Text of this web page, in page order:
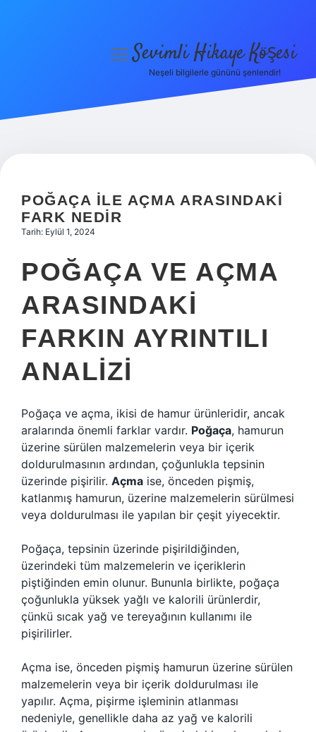
Hakkımızda
menüyüSevimli Hikaye Köşesi
Neşeli bilgilerle gününü şenlendir!
POĞAÇA ILE AÇMA ARASINDAKI
FARK NEDIR
Tarih: Eylül 1, 2024
POĞAÇA VE AÇMA
ARASINDAKI
FARKIN AYRINTILI
ANALIZI
Poğaça ve açma, ikisi de hamur ürünleridir, ancak
aralarında önemli farklar vardır. Poğaça, hamurun
üzerine sürülen malzemelerin veya bir içerik
doldurulmasının ardından, çoğunlukla tepsinin
üzerinde pişirilir. Açma ise, önceden pişmiş,
katlanmış hamurun, üzerine malzemelerin sürülmesi
veya doldurulması ile yapılan bir çeşit yiyecektir.
Poğaça, tepsinin üzerinde pişirildiğinden,
üzerindeki tüm malzemelerin ve içeriklerin
piştiğinden emin olunur. Bununla birlikte, poğaça
çoğunlukla yüksek yağlı ve kalorili ürünlerdir,
çünkü sıcak yağ ve tereyağının kullanımı ile
pişirilirler.
Açma ise, önceden pişmiş hamurun üzerine sürülen
malzemelerin veya bir içerik doldurulması ile
yapılır. Açma, pişirme işleminin atlanması
nedeniyle, genellikle daha az yağ ve kalorili